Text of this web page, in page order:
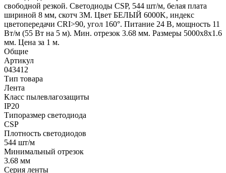
свободной резкой. Светодиоды CSP, 544 шт/м, белая плата
шириной 8 мм, скотч 3M. Цвет БЕЛЫЙ 6000K, индекс
цветопередачи CRI>90, угол 160°. Питание 24 В, мощность 11
Вт/м (55 Вт на 5 м). Мин. отрезок 3.68 мм. Размеры 5000х8х1.6
мм. Цена за 1 м.
Общие
Артикул
043412
Тип товара
Лента
Класс пылевлагозащиты
IP20
Типоразмер светодиода
CSP
Плотность светодиодов
544 шт/м
Минимальный отрезок
3.68 мм
Серия ленты